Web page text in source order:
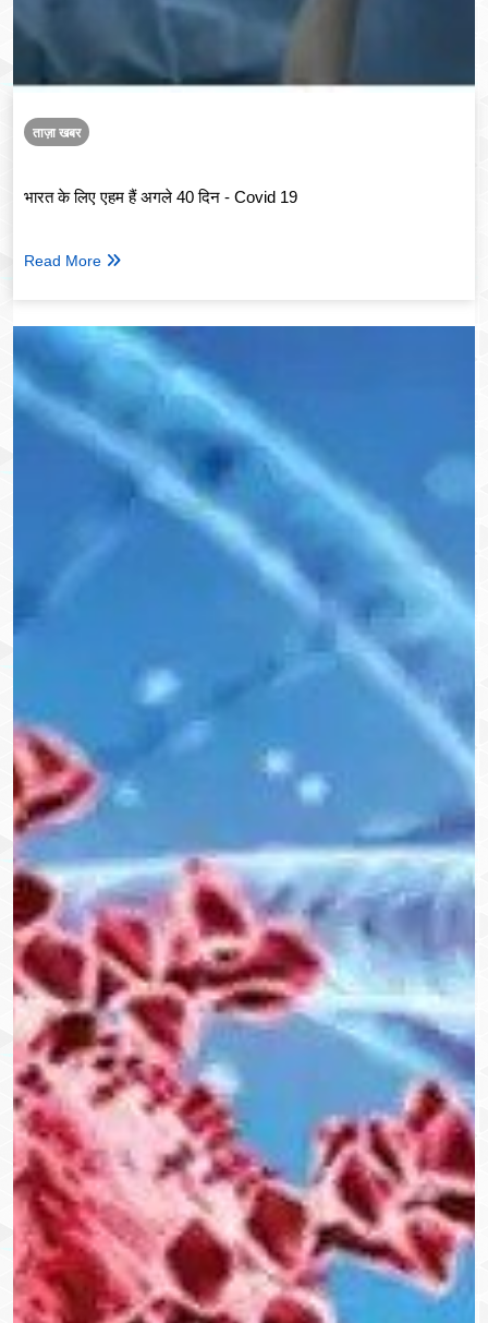
ताज़ा खबर
भारत के लिए एहम हैं अगले 40 दिन - Covid 19
Read More